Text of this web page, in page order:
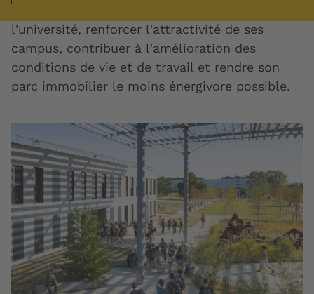
l'université, renforcer l'attractivité de ses
campus, contribuer à l'amélioration des
conditions de vie et de travail et rendre son
parc immobilier le moins énergivore possible.